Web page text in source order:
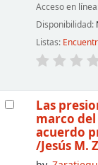
Acceso en
Disponibilidad:
Listas:
Las
marco
acuerdo
/Jesús M.